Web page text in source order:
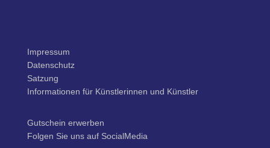
Impressum
Datenschutz
Satzung
Informationen für Künstlerinnen und Künstler
Gutschein erwerben
Folgen Sie uns auf SocialMedia